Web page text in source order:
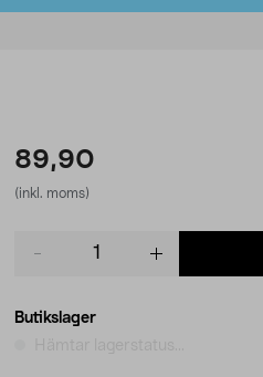
89,90
(inkl. moms)
Butikslager